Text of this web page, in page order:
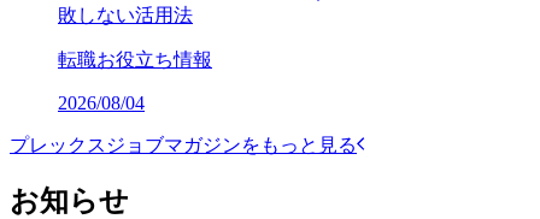
敗しない活用法
転職お役立ち情報
2026/08/04
プレックスジョブマガジンをもっと見る
お知らせ